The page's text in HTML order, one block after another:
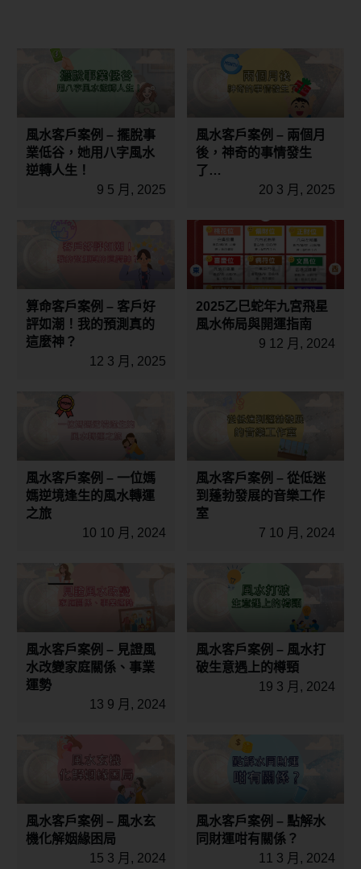
風水客戶案例 – 擺脫事
業低谷，她用八字風水
逆轉人生！
9 5 月, 2025
風水客戶案例 – 兩個月
後，神奇的事情發生
了…
20 3 月, 2025
算命客戶案例 – 客戶好
評如潮！我的預測真的
這麼神？
12 3 月, 2025
2025乙巳蛇年九宮飛星
風水佈局與開運指南
9 12 月, 2024
風水客戶案例 – 一位媽
媽逆境逢生的風水轉運
之旅
10 10 月, 2024
風水客戶案例 – 從低迷
到蓬勃發展的音樂工作
室
7 10 月, 2024
風水客戶案例 – 見證風
水改變家庭關係、事業
運勢
13 9 月, 2024
風水客戶案例 – 風水打
破生意遇上的樽頸
19 3 月, 2024
風水客戶案例 – 風水玄
機化解姻緣困局
15 3 月, 2024
風水客戶案例 – 點解水
同財運咁有關係？
11 3 月, 2024